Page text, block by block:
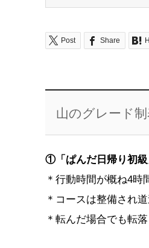
Post Share
山のグレード
①「ぱんだ日帰り初級
＊行動時間が概ね4時
＊コースは整備され
＊転んだ場合でも転